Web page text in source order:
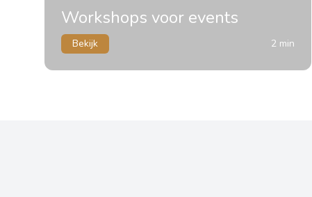
Workshops voor events
Bekijk 2 min